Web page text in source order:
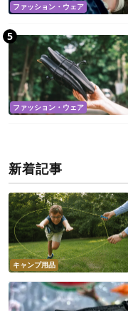
ファッション・ウェア
ファッション・ウェア
新着記事
キャンプ用品